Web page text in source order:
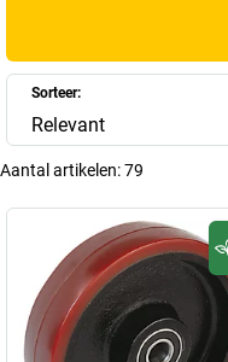
Sorteer:
Relevant
Aantal artikelen:79